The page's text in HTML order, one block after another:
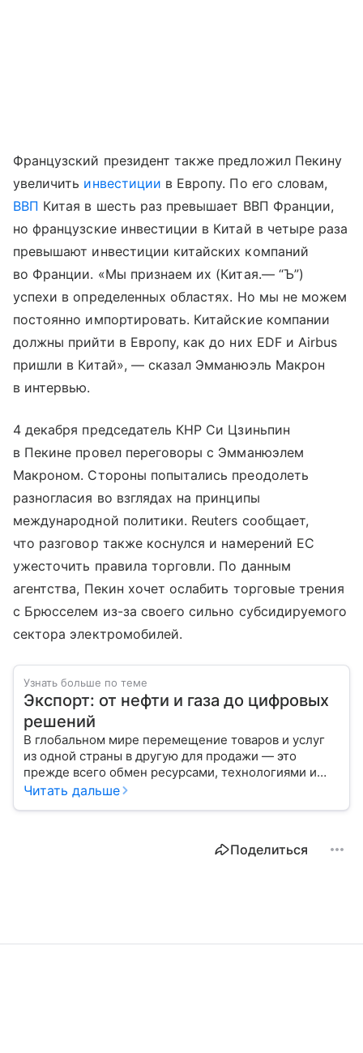
Французский президент также предложил Пекину
увеличить инвестиции в Европу. По его словам,
ВВП Китая в шесть раз превышает ВВП Франции,
но французские инвестиции в Китай в четыре раза
превышают инвестиции китайских компаний
во Франции. «Мы признаем их (Китая.— “Ъ”)
успехи в определенных областях. Но мы не можем
постоянно импортировать. Китайские компании
должны прийти в Европу, как до них EDF и Airbus
пришли в Китай», — сказал Эмманюэль Макрон
в интервью.
4 декабря председатель КНР Си Цзиньпин
в Пекине провел переговоры с Эмманюэлем
Макроном. Стороны попытались преодолеть
разногласия во взглядах на принципы
международной политики. Reuters сообщает,
что разговор также коснулся и намерений ЕС
ужесточить правила торговли. По данным
агентства, Пекин хочет ослабить торговые трения
с Брюсселем из-за своего сильно субсидируемого
сектора электромобилей.
Узнать больше по теме
Экспорт: от нефти и газа до цифровых
решений
В глобальном мире перемещение товаров и услуг
из одной страны в другую для продажи — это
прежде всего обмен ресурсами, технологиями и
культурой. В статье разберем, как работает экспорт
Читать дальше
Поделиться